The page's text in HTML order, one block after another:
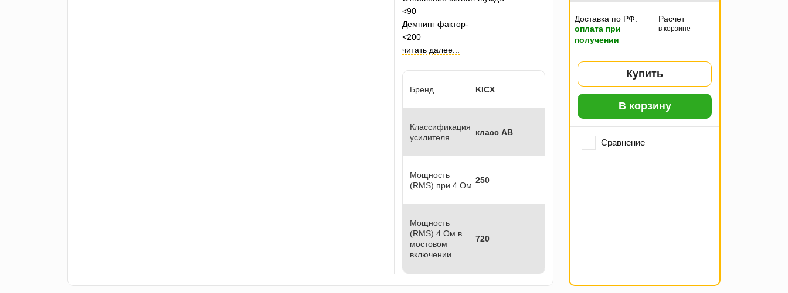
<90
Демпинг фактор-
<200
читать далее...
Бренд KICX
Классификация
усилителя
класс АB
Мощность
(RMS) при 4 Ом
250
Мощность
(RMS) 4 Ом в
мостовом
включении
720
Доставка по РФ:
оплата при
получении
Расчет
в корзине
Купить
В корзину
Сравнение